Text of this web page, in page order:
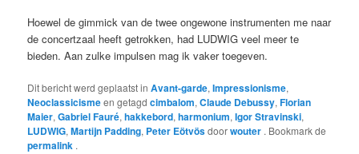
Hoewel de gimmick van de twee ongewone instrumenten me naar
de concertzaal heeft getrokken, had LUDWIG veel meer te
bieden. Aan zulke impulsen mag ik vaker toegeven.
Dit bericht werd geplaatst inAvant-garde,Impressionisme,
Neoclassicismeen getagdcimbalom,Claude Debussy,Florian
Maier,Gabriel Fauré,hakkebord,harmonium,Igor Stravinski,
LUDWIG,Martijn Padding, Peter Eötvösdoorwouter . Bookmark de
permalink .